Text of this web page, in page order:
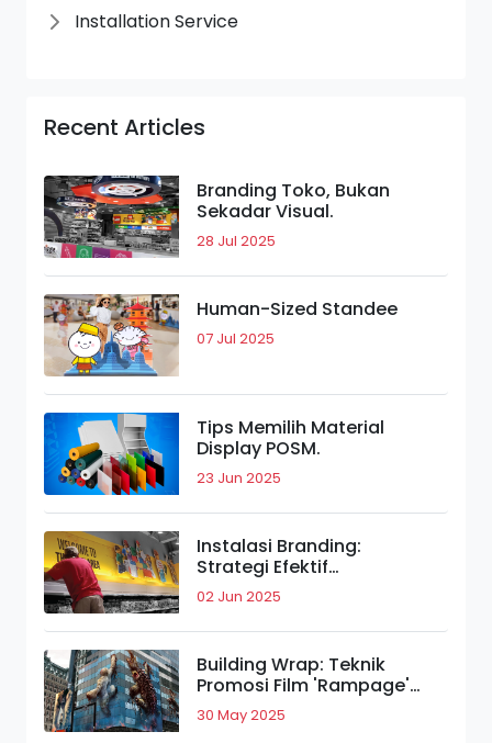
Installation Service
Recent Articles
Branding Toko, Bukan
Sekadar Visual.
28 Jul 2025
Human-Sized Standee
07 Jul 2025
Tips Memilih Material
Display POSM.
23 Jun 2025
Instalasi Branding:
Strategi Efektif
Meningkatkan Daya Tarik
Merek.
02 Jun 2025
Building Wrap: Teknik
Promosi Film 'Rampage'
yang Bikin Takjub.
30 May 2025